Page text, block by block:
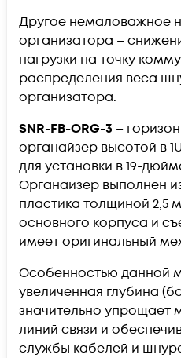
Другое немаловажное
организатора –
нагрузки на точку
распределения веса
организатора.
SNR-FB-ORG-3 –
органайзер высотой в
для установки в 19-
Органайзер выполнен
пластика толщиной 2,5
основного корпуса и
имеет оригинальный
Особенностью данной
увеличенная глубина
значительно
линий связи и
службы кабелей и